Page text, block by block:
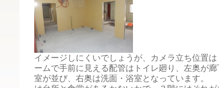
イメージしにくいでしょうが、カメラ立ち位置
ームで手前に見える配管はトイレ廻り、左奥が
室が並び、右奥は洗面・浴室となっています。